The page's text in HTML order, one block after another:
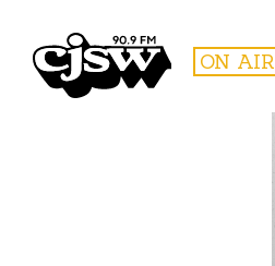
CJSW ON AIR